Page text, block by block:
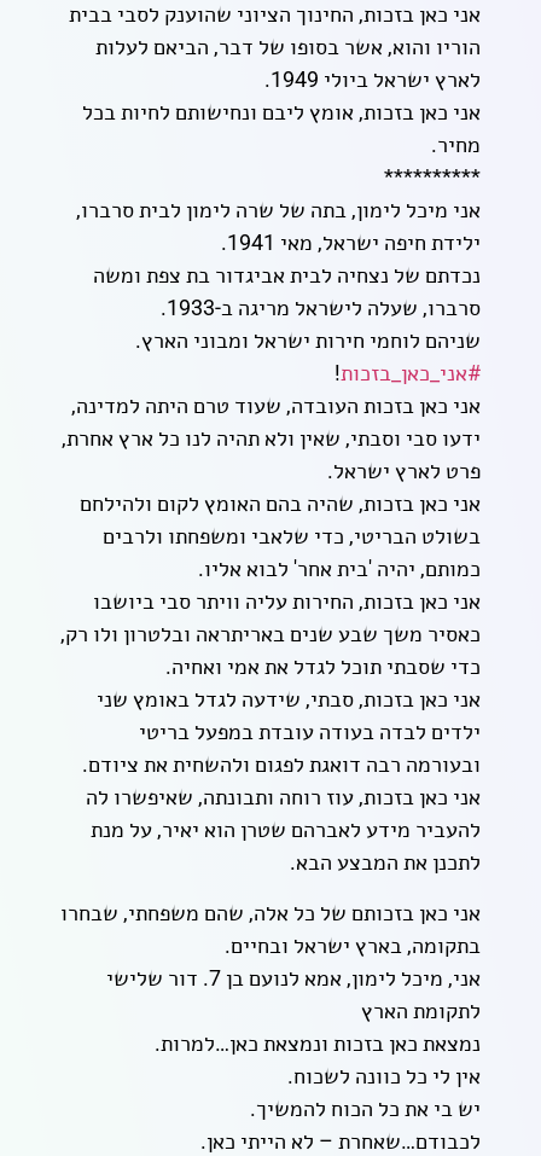
אני כאן בזכות, החינוך הציוני שהוענק לסבי בבית
הוריו והוא, אשר בסופו של דבר, הביאם לעלות
לארץ ישראל ביולי 1949.
אני כאן בזכות, אומץ ליבם ונחישותם לחיות בכל
מחיר.
**********
אני מיכל לימון, בתה של שרה לימון לבית סרברו,
ילידת חיפה ישראל, מאי 1941.
נכדתם של נצחיה לבית אביגדור בת צפת ומשה
סרברו, שעלה לישראל מריגה ב-1933.
שניהם לוחמי חירות ישראל ומבוני הארץ.
#אני_כאן_בזכות!
אני כאן בזכות העובדה, שעוד טרם היתה למדינה,
ידעו סבי וסבתי, שאין ולא תהיה לנו כל ארץ אחרת,
פרט לארץ ישראל.
אני כאן בזכות, שהיה בהם האומץ לקום ולהילחם
בשולט הבריטי, כדי שלאבי ומשפחתו ולרבים
כמותם, יהיה 'בית אחר' לבוא אליו.
אני כאן בזכות, החירות עליה וויתר סבי ביושבו
כאסיר משך שבע שנים באריתראה ובלטרון ולו רק,
כדי שסבתי תוכל לגדל את אמי ואחיה.
אני כאן בזכות, סבתי, שידעה לגדל באומץ שני
ילדים לבדה בעודה עובדת במפעל בריטי
ובעורמה רבה דואגת לפגום ולהשחית את ציודם.
אני כאן בזכות, עוז רוחה ותבונתה, שאיפשרו לה
להעביר מידע לאברהם שטרן הוא יאיר, על מנת
לתכנן את המבצע הבא.
אני כאן בזכותם של כל אלה, שהם משפחתי, שבחרו
בתקומה, בארץ ישראל ובחיים.
אני, מיכל לימון, אמא לנועם בן 7. דור שלישי
לתקומת הארץ
נמצאת כאן בזכות ונמצאת כאן…למרות.
אין לי כל כוונה לשכוח.
יש בי את כל הכוח להמשיך.
לכבודם…שאחרת – לא הייתי כאן.